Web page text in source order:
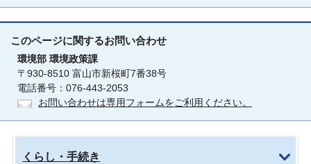
このページに関するお問い合わせ
環境部 環境政策課
〒930-8510 富山市新桜町7番38号
電話番号：076-443-2053
お問い合わせは専用フォームをご利用ください。
くらし・手続き